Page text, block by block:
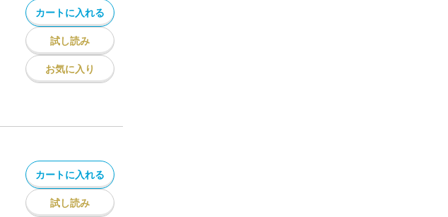
カートに入れる
試し読み
お気に入り
カートに入れる
試し読み